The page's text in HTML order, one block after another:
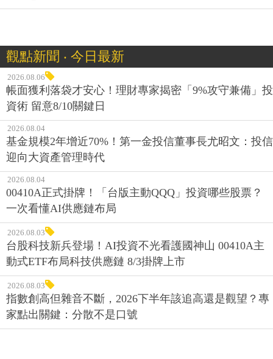
觀點新聞 ‧ 今日最新
2026.08.06
帳面獲利落袋才安心！理財專家揭密「9%攻守兼備」投
資術 留意8/10關鍵日
2026.08.04
基金規模2年增近70%！第一金投信董事長尤昭文：投信
迎向大資產管理時代
2026.08.04
00410A正式掛牌！「台版主動QQQ」投資哪些股票？
一次看懂AI供應鏈布局
2026.08.03
台股科技新兵登場！AI投資不光看護國神山 00410A主
動式ETF布局科技供應鏈 8/3掛牌上市
2026.08.03
指數創高但雜音不斷，2026下半年該追高還是觀望？專
家點出關鍵：分散不是口號